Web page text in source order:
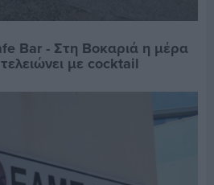
Bar - Στη Βοκαριά η μέρα
με cocktail